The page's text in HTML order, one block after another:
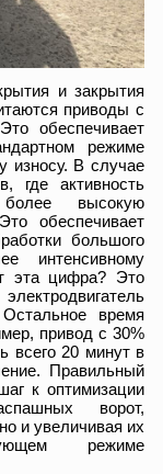
и закрытия
приводы с
обеспечивает
режиме
износу. В случае
где активность
высокую
обеспечивает
большого
интенсивному
эта цифра? Это
время
привод с 30%
всего 20 минут в
Правильный
к оптимизации
ворот,
и увеличивая их
режиме